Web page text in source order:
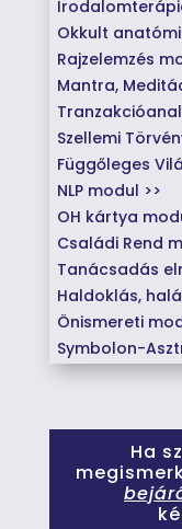
Okkult
Rajzelemzés
Mantra,
Szellemi
Függőleges
NLP modul >>
OH kártya
Családi Rend
Tanácsadás
Haldoklás,
Önismereti
Symbolon-
Ha